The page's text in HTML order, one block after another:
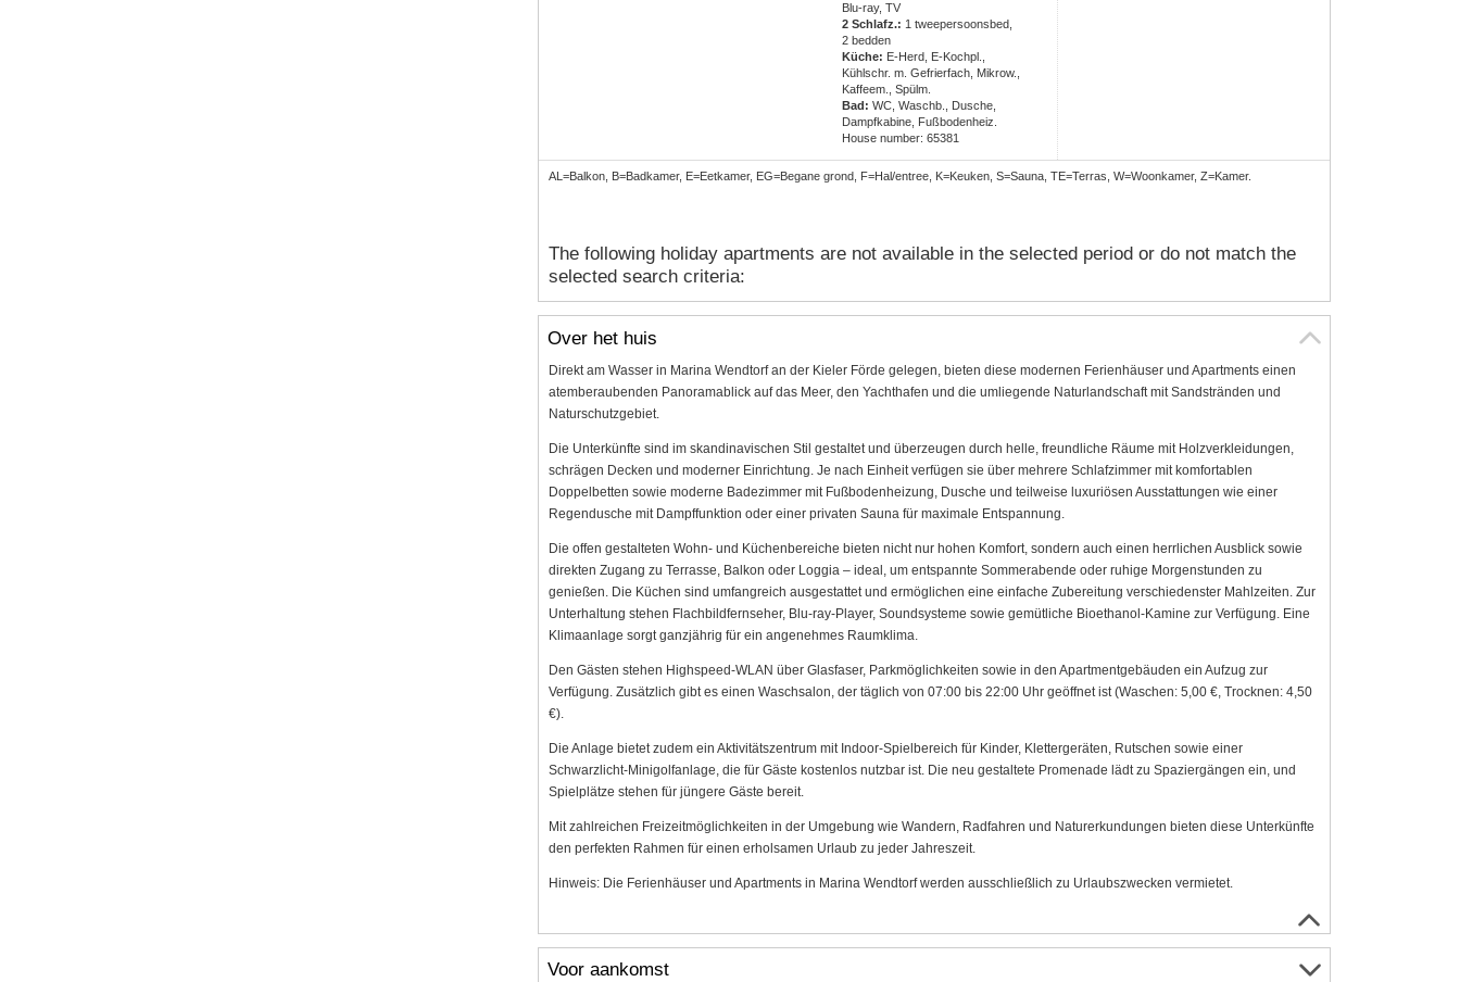
Blu-ray, TV
2 Schlafz.: 1 tweepersoonsbed,
2 bedden
Küche: E-Herd, E-Kochpl.,
Kühlschr. m. Gefrierfach, Mikrow.,
Kaffeem., Spülm.
Bad: WC, Waschb., Dusche,
Dampfkabine, Fußbodenheiz.
House number: 65381
AL=Balkon, B=Badkamer, E=Eetkamer, EG=Begane grond, F=Hal/entree, K=Keuken, S=Sauna, TE=Terras, W=Woonkamer, Z=Kamer.
The following holiday apartments are not available in the selected period or do not match the
selected search criteria:
Over het huis
Direkt am Wasser in Marina Wendtorf an der Kieler Förde gelegen, bieten diese modernen Ferienhäuser und Apartments einen
atemberaubenden Panoramablick auf das Meer, den Yachthafen und die umliegende Naturlandschaft mit Sandstränden und
Naturschutzgebiet.
Die Unterkünfte sind im skandinavischen Stil gestaltet und überzeugen durch helle, freundliche Räume mit Holzverkleidungen,
schrägen Decken und moderner Einrichtung. Je nach Einheit verfügen sie über mehrere Schlafzimmer mit komfortablen
Doppelbetten sowie moderne Badezimmer mit Fußbodenheizung, Dusche und teilweise luxuriösen Ausstattungen wie einer
Regendusche mit Dampffunktion oder einer privaten Sauna für maximale Entspannung.
Die offen gestalteten Wohn- und Küchenbereiche bieten nicht nur hohen Komfort, sondern auch einen herrlichen Ausblick sowie
direkten Zugang zu Terrasse, Balkon oder Loggia – ideal, um entspannte Sommerabende oder ruhige Morgenstunden zu
genießen. Die Küchen sind umfangreich ausgestattet und ermöglichen eine einfache Zubereitung verschiedenster Mahlzeiten. Zur
Unterhaltung stehen Flachbildfernseher, Blu-ray-Player, Soundsysteme sowie gemütliche Bioethanol-Kamine zur Verfügung. Eine
Klimaanlage sorgt ganzjährig für ein angenehmes Raumklima.
Den Gästen stehen Highspeed-WLAN über Glasfaser, Parkmöglichkeiten sowie in den Apartmentgebäuden ein Aufzug zur
Verfügung. Zusätzlich gibt es einen Waschsalon, der täglich von 07:00 bis 22:00 Uhr geöffnet ist (Waschen: 5,00 €, Trocknen: 4,50
€).
Die Anlage bietet zudem ein Aktivitätszentrum mit Indoor-Spielbereich für Kinder, Klettergeräten, Rutschen sowie einer
Schwarzlicht-Minigolfanlage, die für Gäste kostenlos nutzbar ist. Die neu gestaltete Promenade lädt zu Spaziergängen ein, und
Spielplätze stehen für jüngere Gäste bereit.
Mit zahlreichen Freizeitmöglichkeiten in der Umgebung wie Wandern, Radfahren und Naturerkundungen bieten diese Unterkünfte
den perfekten Rahmen für einen erholsamen Urlaub zu jeder Jahreszeit.
Hinweis: Die Ferienhäuser und Apartments in Marina Wendtorf werden ausschließlich zu Urlaubszwecken vermietet.
Voor aankomst